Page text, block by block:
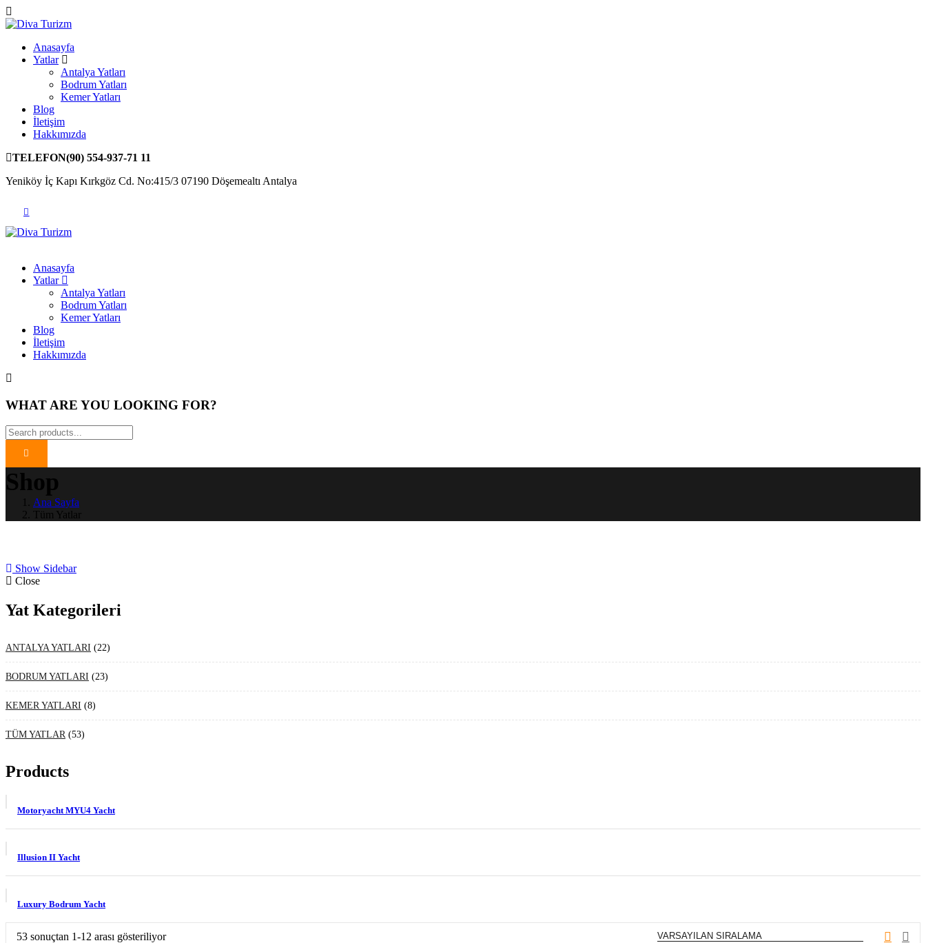
Anasayfa
Yatlar
Antalya Yatları
Bodrum Yatları
Kemer Yatları
Blog
İletişim
Hakkımızda
TELEFON(90) 554-937-71 11
Yeniköy İç Kapı Kırkgöz Cd. No:415/3 07190 Döşemealtı Antalya
Anasayfa
Yatlar
Antalya Yatları
Bodrum Yatları
Kemer Yatları
Blog
İletişim
Hakkımızda
WHAT ARE YOU LOOKING FOR?
Shop
Ana Sayfa
Tüm Yatlar
Show Sidebar
Close
Yat Kategorileri
ANTALYA YATLARI 2222
ürün
BODRUM YATLARI
2323
ürün
KEMER YATLARI
88
ürün
TÜM YATLAR 5353
Products
Motoryacht MYU4 Yacht
Illusion II Yacht
Luxury Bodrum Yacht
53 sonuçtan 1-12 arası gösteriliyor